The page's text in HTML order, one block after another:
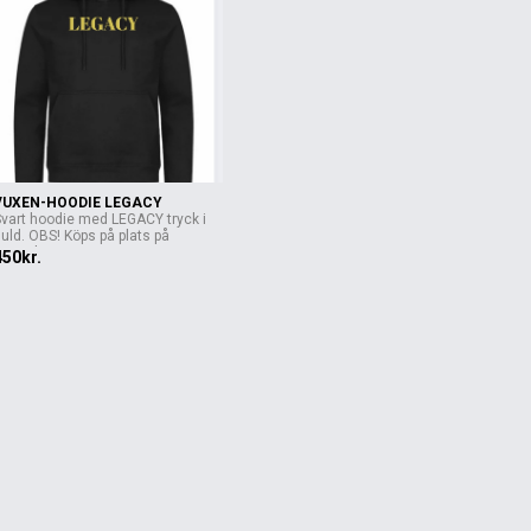
HOODIE LEGACY
hoodie med LEGACY tryck i
OBS! Köps på plats på